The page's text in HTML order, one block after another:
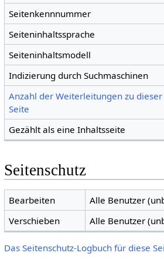
Seitenkennnummer
Seiteninhaltssprache
Seiteninhaltsmodell
Indizierung durch Suchmaschinen
Anzahl der Weiterleitungen zu dieser
Seite
Gezählt als eine Inhaltsseite
Seitenschutz
Bearbeiten
Alle Benutzer
Verschieben
Alle Benutzer
Das Seitenschutz-Logbuch für diese